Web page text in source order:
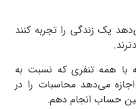
یک زندگی را تجربه کنند
همه تنفری که نسبت به
می‌دهد محاسبات را در
حساب انجام دهم.